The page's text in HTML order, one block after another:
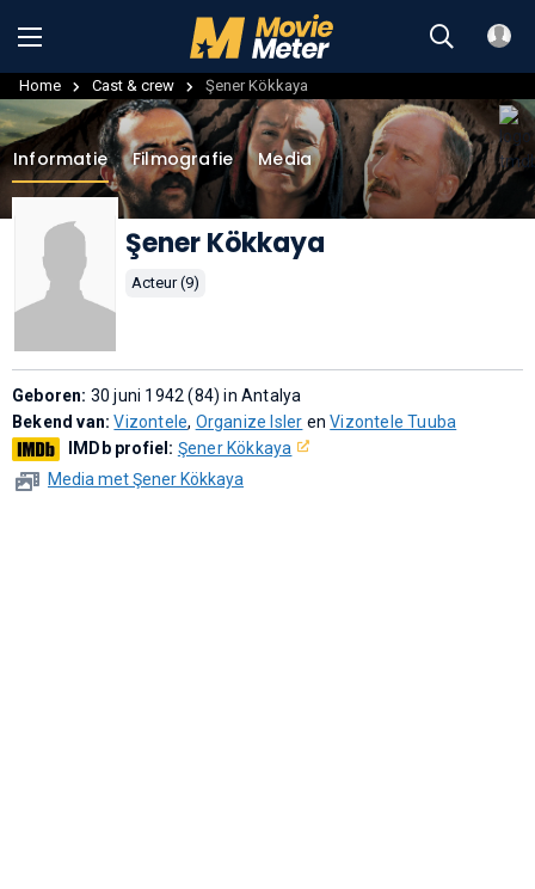
Home Cast & crew Şener Kökkaya
Informatie Filmografie Media
Şener Kökkaya
Acteur (9)
Geboren: 30 juni 1942 (84) in Antalya
Bekend van:Vizontele, Organize Isler enVizontele Tuuba
IMDb profiel: Şener Kökkaya
Media met Şener Kökkaya